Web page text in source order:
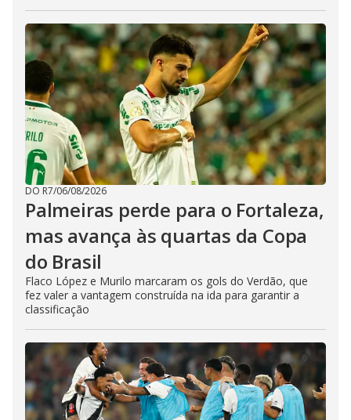
DO R7/06/08/2026
Palmeiras perde para o Fortaleza,
mas avança às quartas da Copa
do Brasil
Flaco López e Murilo marcaram os gols do Verdão, que
fez valer a vantagem construída na ida para garantir a
classificação